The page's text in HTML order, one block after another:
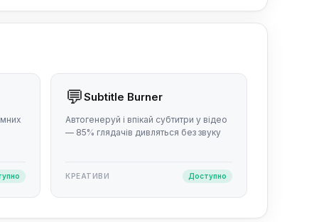
💬Subtitle Burner
Автогенеруй і впікай субтитри у відео
— 85% глядачів дивляться без звуку
КРЕАТИВИ Доступно